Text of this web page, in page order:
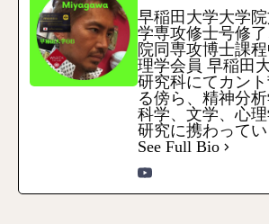
早稲田大学大学
学専攻修士号修
院同専攻博士課
理学会員 早稲田
研究科にてカン
る傍ら、精神分
科学、文学、心
研究に携わってい
See Full Bio